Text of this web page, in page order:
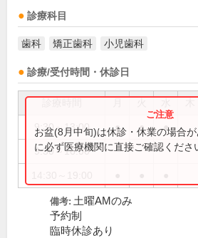
診療科目
歯科 矯正歯科 小児歯科
診療/受付時間・休診日
9:30～13:00 ● ● ●
9:30～16:00
お盆(8月中旬)は休診・休業の場合
に必ず医療機関に直接ご確認くださ
備考: 土曜AMのみ
予約制
臨時休診あり